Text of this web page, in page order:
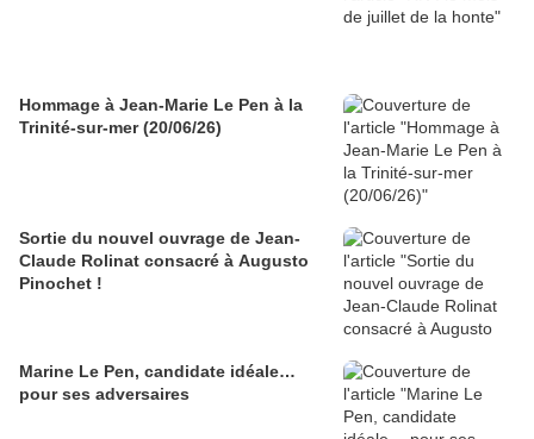
Hommage à Jean-Marie Le Pen à la
Trinité-sur-mer (20/06/26)
Sortie du nouvel ouvrage de Jean-
Claude Rolinat consacré à Augusto
Pinochet !
Marine Le Pen, candidate idéale…
pour ses adversaires